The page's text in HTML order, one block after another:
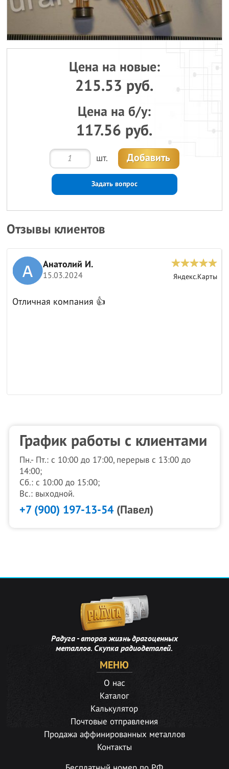
Цена на новые:
215.53 руб.
Цена на б/у:
117.56 руб.
шт. Добавить
Задать вопрос
Отзывы клиентов
Анатолий И.
15.03.2024 Яндекс.Карты
Отличная компания 👍
График работы с клиентами
Пн.- Пт.: с 10:00 до 17:00, перерыв с 13:00 до
14:00;
Сб.: с 10:00 до 15:00;
Вс.: выходной.
+7 (900) 197-13-54(Павел)
Радуга - вторая жизнь драгоценных
металлов. Скупка радиодеталей.
МЕНЮ
О нас
Каталог
Калькулятор
Почтовые отправления
Продажа аффинированных металлов
Контакты